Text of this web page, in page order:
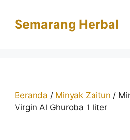
Semarang Herbal
Beranda / Minyak Zaitun /
Virgin Al Ghuroba 1 liter